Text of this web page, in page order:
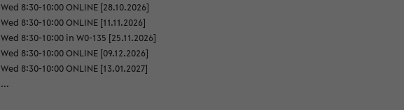
Wed 8:30-10:00 ONLINE [28.10.2026]
Wed 8:30-10:00 ONLINE [11.11.2026]
Wed 8:30-10:00 in W0-135 [25.11.2026]
Wed 8:30-10:00 ONLINE [09.12.2026]
Wed 8:30-10:00 ONLINE [13.01.2027]
...